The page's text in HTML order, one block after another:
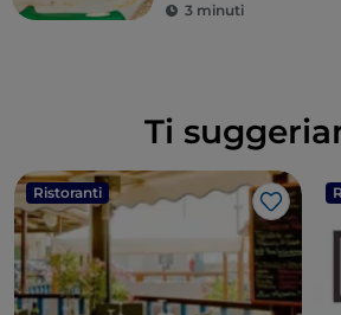
3 minuti
Ti
Ristoranti
Like